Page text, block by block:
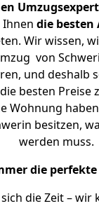
die besten
Wir wissen,
von
und deshalb
besten Preise
Wohnung
besitzen,
werden muss.
die
die Zeit – wir